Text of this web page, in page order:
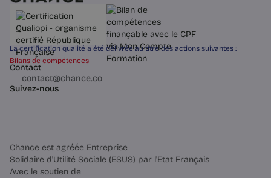
La certification qualité a été délivrée au titre des actions suivantes :
Bilans de compétences
Contact
03 60 84 01 14
contact@chance.co
Suivez-nous
Chance est agréée Entreprise
Solidaire d'Utilité Sociale (ESUS) par l'Etat Français
Avec le soutien de